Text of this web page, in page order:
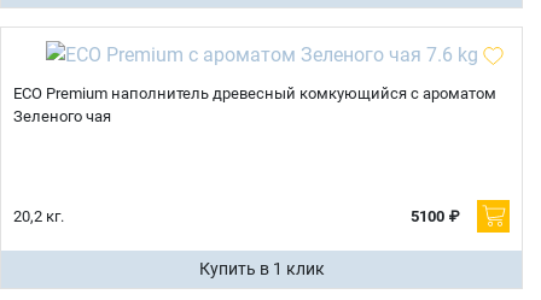
ECO Premium наполнитель древесный комкующийся с ароматом
Зеленого чая
20,2 кг. 5100 ₽
Купить в 1 клик